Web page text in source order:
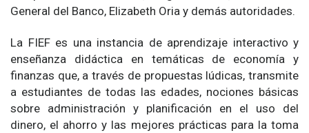
General del Banco, Elizabeth Oria y demás autoridades.
La FIEF es una instancia de aprendizaje interactivo y
enseñanza didáctica en temáticas de economía y
finanzas que, a través de propuestas lúdicas, transmite
a estudiantes de todas las edades, nociones básicas
sobre administración y planificación en el uso del
dinero, el ahorro y las mejores prácticas para la toma